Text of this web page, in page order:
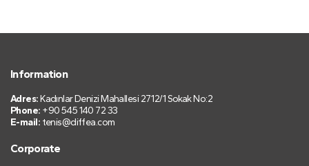
Information
Adres:Kadınlar Denizi Mahallesi 2712/1 Sokak No:2
Phone: +90 545 140 72 33
E-mail: tenis@diffea.com
Corporate